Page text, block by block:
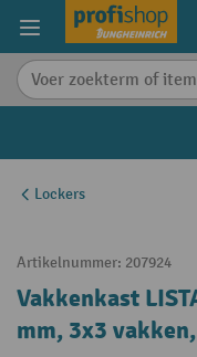
content
Lockers
Artikelnummer: 207924
Vakkenkast
mm, 3x3